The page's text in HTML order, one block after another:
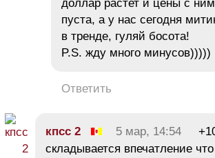
доллар растет и цены с
пуста, а у нас сегодня
в тренде, гуляй босота!
P.S. жду много минусов)))))
Ответить
кпсс 2 5 мар, 14:54
складывается впечатление